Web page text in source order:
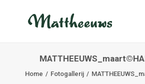
NIEUWS
Home Fotogallerij